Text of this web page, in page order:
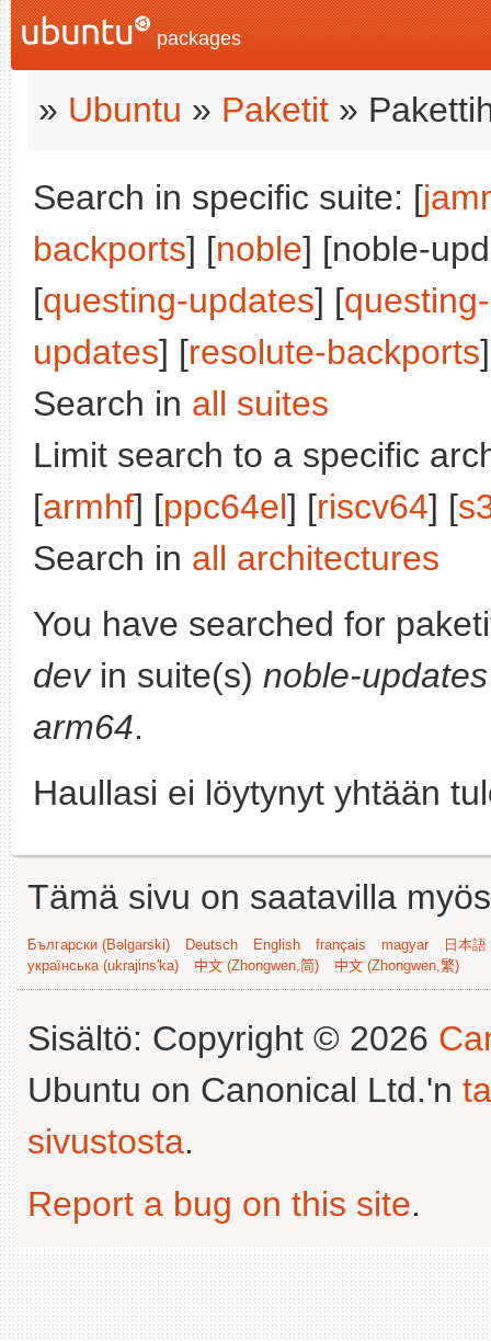
packages
» Ubuntu » Paketit »
Search in specific suite: [
backports] [noble] [noble-
[questing-updates] [
updates] [resolute-backports
Search in all suites
Limit search to a specific
[armhf] [ppc64el] [riscv64] [
Search in all architectures
You have searched for
devin suite(s) noble-updates
arm64.
Haullasi ei löytynyt yhtään
Tämä sivu on saatavilla
Български (Bəlgarski) Deutsch English français magyar
日本
українська (ukrajins'ka)
中文 (Zhongwen,简) 中文 (Zhongwen,繁)
Sisältö: Copyright © 2026
Ubuntu on Canonical Ltd.'n
sivustosta.
Report a bug on this site.